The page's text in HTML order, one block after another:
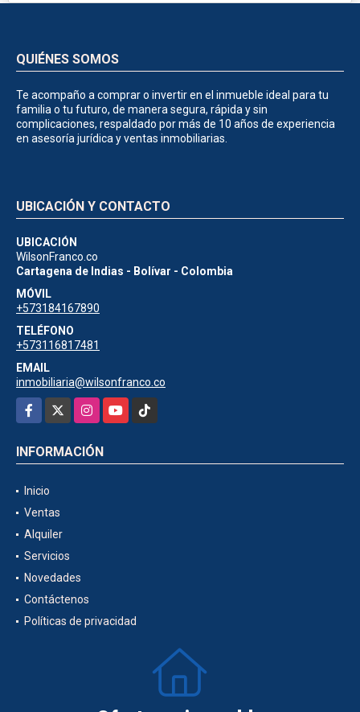
QUIÉNES SOMOS
Te acompaño a comprar o invertir en el inmueble ideal para tu
familia o tu futuro, de manera segura, rápida y sin
complicaciones, respaldado por más de 10 años de experiencia
en asesoría jurídica y ventas inmobiliarias.
UBICACIÓN Y CONTACTO
UBICACIÓN
WilsonFranco.co
Cartagena de Indias - Bolívar - Colombia
MÓVIL
+573184167890
TELÉFONO
+573116817481
EMAIL
inmobiliaria@wilsonfranco.co
Facebook
InstagramYouTubeTikTok
INFORMACIÓN
Inicio
Ventas
Alquiler
Servicios
Novedades
Contáctenos
Políticas de privacidad